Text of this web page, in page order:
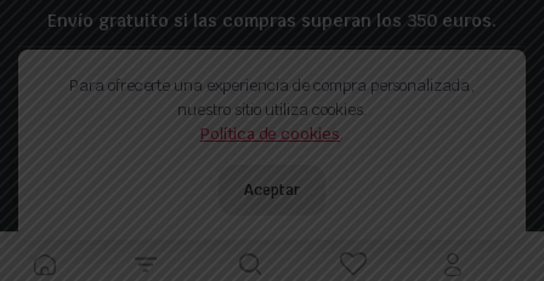
Envío gratuito si las compras superan los 350 euros.
Politica de proteccion de datos
Politica de privacidad
Política de devolución
Para ofrecerte una experiencia de compra personalizada,
nuestro sitio utiliza cookies.
Política de cookies.
Aceptar